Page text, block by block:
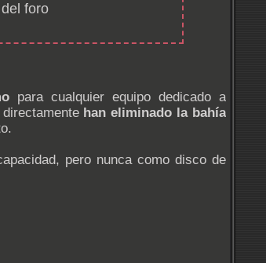
foro
para cualquier equipo dedicado a
han eliminado la bahía
pero nunca como disco de